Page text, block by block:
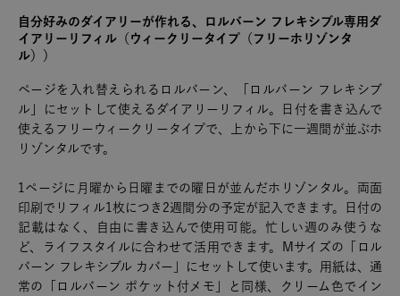
自分好みのダイアリーが作れる、ロルバーン フレキシブル専用ダ
イアリーリフィル（ウィークリータイプ（フリーホリゾンタ
ル））
ページを入れ替えられるロルバーン、「ロルバーン フレキシブ
ル」にセットして使えるダイアリーリフィル。日付を書き込んで
使えるフリーウィークリータイプで、上から下に一週間が並ぶホ
リゾンタルです。
1ページに月曜から日曜までの曜日が並んだホリゾンタル。両面
印刷でリフィル1枚につき2週間分の予定が記入できます。日付の
記載はなく、自由に書き込んで使用可能。忙しい週のみ使うな
ど、ライフスタイルに合わせて活用できます。Mサイズの「ロル
バーン フレキシブル カバー」にセットして使います。用紙は、通
常の「ロルバーン ポケット付メモ」と同様、クリーム色でイン